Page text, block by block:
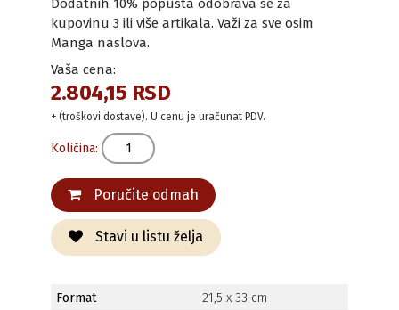
Dodatnih 10% popusta odobrava se za
kupovinu 3 ili više artikala. Važi za sve osim
Manga naslova.
Vaša cena:
2.804,15 RSD
+ (troškovi dostave). U cenu je uračunat PDV.
Količina:
Poručite odmah
Stavi u listu želja
Format
21,5 x 33 cm